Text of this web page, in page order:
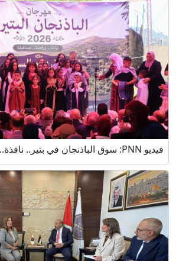
فيديو PNN: سوق الباذنجان في بتير.. نافذة...